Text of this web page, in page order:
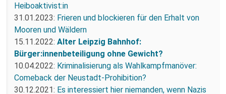
Heiboaktivist:in
31.01.2023: Frieren und blockieren für den Erhalt von
Mooren und Wäldern
15.11.2022: Alter Leipzig Bahnhof:
Bürger:innenbeteiligung ohne Gewicht?
10.04.2022: Kriminalisierung als Wahlkampfmanöver:
Comeback der Neustadt-Prohibition?
30.12.2021: Es interessiert hier niemanden, wenn Nazis